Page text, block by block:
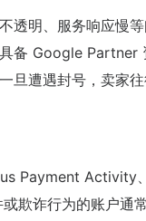
透明、服务响应慢
备 Google Partner
旦遭遇封号，卖家
Payment
欺诈行为的账户通常